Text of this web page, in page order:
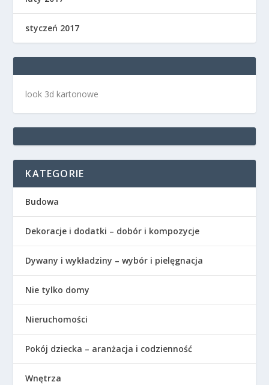
styczeń 2017
look 3d kartonowe
KATEGORIE
Budowa
Dekoracje i dodatki – dobór i kompozycje
Dywany i wykładziny – wybór i pielęgnacja
Nie tylko domy
Nieruchomości
Pokój dziecka – aranżacja i codzienność
Wnętrza